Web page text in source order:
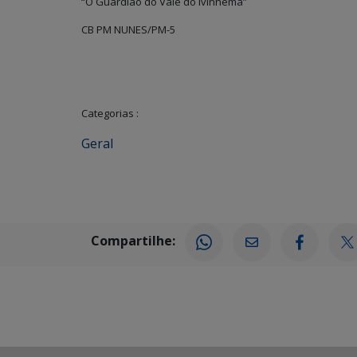
CB PM NUNES/PM-5
Categorias :
Geral
Compartilhe: